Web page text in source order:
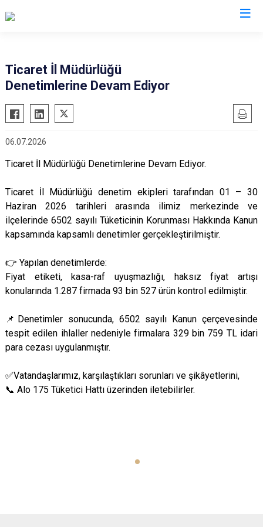
Ticaret İl Müdürlüğü
Denetimlerine Devam Ediyor
06.07.2026
Ticaret İl Müdürlüğü Denetimlerine Devam Ediyor.
Ticaret İl Müdürlüğü denetim ekipleri tarafından 01 – 30
Haziran 2026 tarihleri arasında ilimiz merkezinde ve
ilçelerinde 6502 sayılı Tüketicinin Korunması Hakkında Kanun
kapsamında kapsamlı denetimler gerçekleştirilmiştir.
👉 Yapılan denetimlerde:
Fiyat etiketi, kasa-raf uyuşmazlığı, haksız fiyat artışı
konularında 1.287 firmada 93 bin 527 ürün kontrol edilmiştir.
📌Denetimler sonucunda, 6502 sayılı Kanun çerçevesinde
tespit edilen ihlaller nedeniyle firmalara 329 bin 759 TL idari
para cezası uygulanmıştır.
✅Vatandaşlarımız, karşılaştıkları sorunları ve şikâyetlerini,
📞 Alo 175 Tüketici Hattı üzerinden iletebilirler.